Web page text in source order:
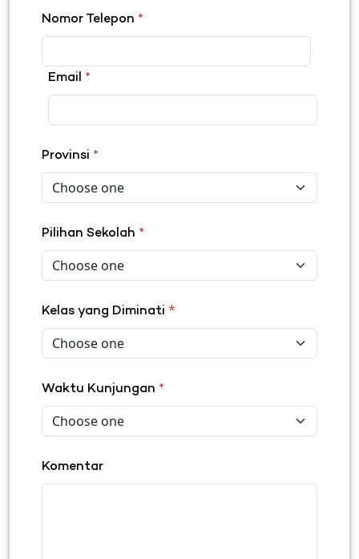
Nomor Telepon *
Email *
Provinsi *
Pilihan Sekolah *
Kelas yang Diminati *
Waktu Kunjungan *
Komentar